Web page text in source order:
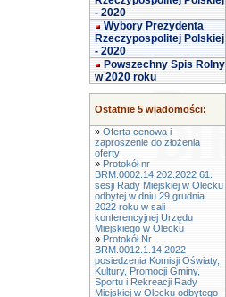
- 2020
Wybory Prezydenta
Rzeczypospolitej Polskiej
- 2020
Powszechny Spis Rolny
w 2020 roku
Ostatnie 5 wiadomości:
» Oferta cenowa i
zaproszenie do złożenia
oferty
» Protokół nr
BRM.0002.14.202.2022 61.
sesji Rady Miejskiej w Olecku
odbytej w dniu 29 grudnia
2022 roku w sali
konferencyjnej Urzędu
Miejskiego w Olecku
» Protokół Nr
BRM.0012.1.14.2022
posiedzenia Komisji Oświaty,
Kultury, Promocji Gminy,
Sportu i Rekreacji Rady
Miejskiej w Olecku odbytego